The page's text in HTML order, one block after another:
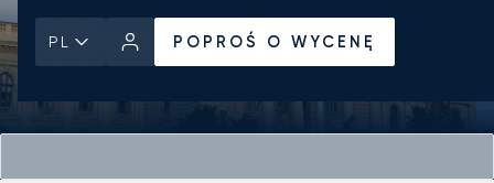
PL POPROŚ O WYCENĘ